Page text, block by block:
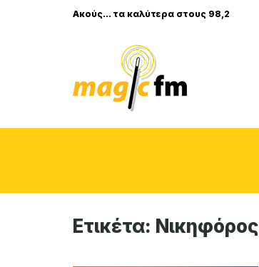
Ακούς... τα καλύτερα στους 98,2
Ετικέτα: Νικηφόρος